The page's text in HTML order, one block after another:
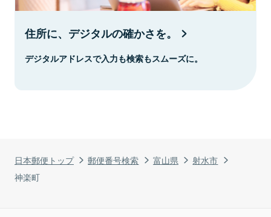
日本郵便トップ 郵便番号検索 富山県
射水市
神楽町
住所に、デジタルの確かさを。
デジタルアドレスで入力も検索もスムーズに。